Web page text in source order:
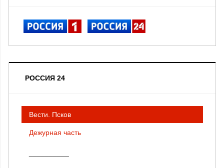
РОССИЯ 24
Вести. Псков
Дежурная часть